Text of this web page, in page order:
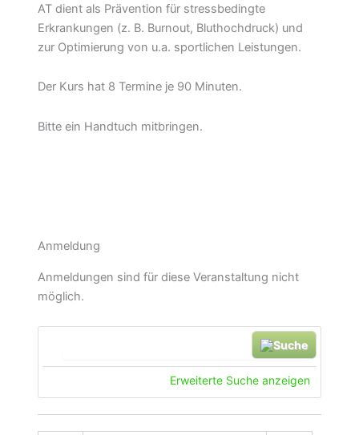
AT dient als Prävention für stressbedingte
Erkrankungen (z. B. Burnout, Bluthochdruck) und
zur Optimierung von u.a. sportlichen Leistungen.
Der Kurs hat 8 Termine je 90 Minuten.
Bitte ein Handtuch mitbringen.
Anmeldung
Anmeldungen sind für diese Veranstaltung nicht
möglich.
Erweiterte Suche anzeigen